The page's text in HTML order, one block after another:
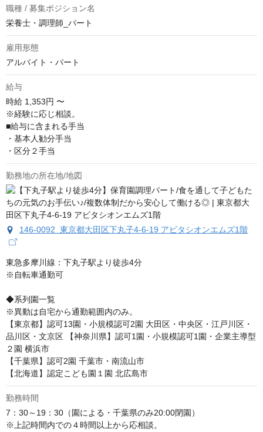
職種 / 募集ポジション名
栄養士・調理師_パート
雇用形態
アルバイト・パート
給与
時給 1,353円 〜
※経験に応じ相談。
■給与に含まれる手当
・基本人勧分手当
・区分２手当
勤務地の所在地/地図
146-0092 東京都大田区下丸子4-6-19 アビタシオンエムズ1階
東急多摩川線：下丸子駅より徒歩4分
※自転車通勤可
◆系列園一覧
※異動は自宅から通勤範囲内のみ。
【東京都】認可13園・小規模認可2園 大田区・中央区・江戸川区・
品川区・文京区 【神奈川県】認可1園・小規模認可1園・企業主導型
２園 横浜市
【千葉県】認可2園 千葉市・南流山市
【北海道】認定こども園１園 北広島市
勤務時間
7：30～19：30（園による・千葉県のみ20:00閉園）
※上記時間内での４時間以上から応相談。